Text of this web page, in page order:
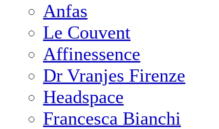
Anfas
Le Couvent
Affinessence
Dr Vranjes Firenze
Headspace
Francesca Bianchi